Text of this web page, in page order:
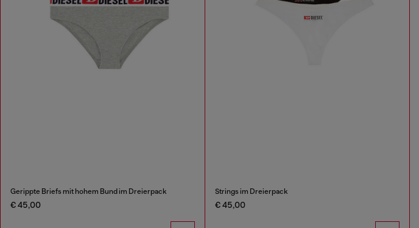
Gerippte Briefs mit hohem Bund im Dreierpack
€ 45,00
Strings im Dreierpack
€ 45,00